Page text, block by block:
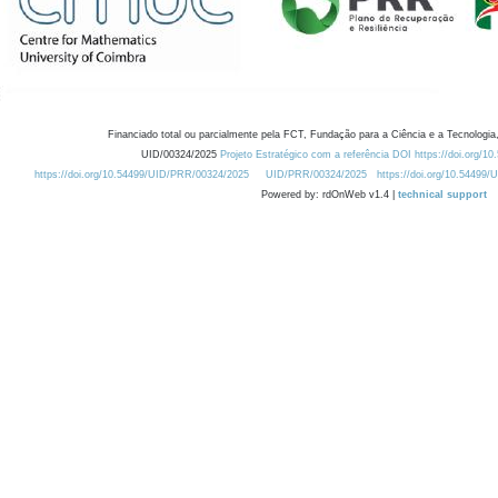
Financiado total ou parcialmente pela FCT, Fundação para a Ciência e a
UID/00324/2025 Projeto Estratégico com a referência DOI https://doi.org/
https://doi.org/10.54499/UID/PRR/00324/2025
UID/PRR/00324/2025
https://doi.org/10.54499/
Powered by: rdOnWeb v1.4 | technical support